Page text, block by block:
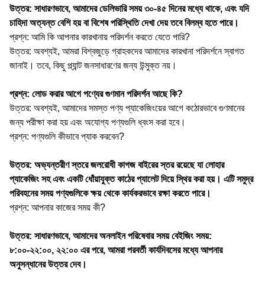
উত্তর: সাধারণভাবে, আমাদের ডেলিভারি সময় ৩০-৪৫ দিনের মধ্যে থাকে, এবং যদি
চাহিদা অত্যন্ত বেশি হয় বা বিশেষ পরিস্থিতি দেখা দেয় তবে বিলম্ব হতে পারে।
প্রশ্ন: আমি কি আপনার কারখানায় পরিদর্শন করতে যেতে পারি?
উত্তর: অবশ্যই, আমরা বিশ্বজুড়ে গ্রাহকদের আমাদের কারখানা পরিদর্শনে স্বাগত
জানাই। তবে, কিছু প্ল্যান্ট জনসাধারণের জন্য উন্মুক্ত নয়।
প্রশ্ন: লোড করার আগে পণ্যের গুণমান পরিদর্শন আছে কি?
উত্তর: অবশ্যই, আমাদের সমস্ত পণ্য প্যাকেজিংয়ের আগে কঠোরভাবে গুণমানের
জন্য পরীক্ষা করা হয় এবং অযোগ্য পণ্যগুলি ধ্বংস করা হবে।
প্রশ্ন: পণ্যগুলি কীভাবে প্যাক করবেন?
উত্তর: অভ্যন্তরীণ স্তরে জলরোধী কাগজ বাইরের স্তর রয়েছে যা লোহার
প্যাকেজিং সহ এবং একটি ধোঁয়াযুক্ত কাঠের প্যালেট দিয়ে স্থির করা হয়। এটি সমুদ্র
পরিবহনের সময় পণ্যগুলিকে ক্ষয় থেকে কার্যকরভাবে রক্ষা করতে পারে।
প্রশ্ন: আপনার কাজের সময় কী?
উত্তর: সাধারণভাবে, আমাদের অনলাইন পরিষেবার সময় বেইজিং সময়:
৮:০০-২২:০০, ২২:০০ এর পরে, আমরা পরবর্তী কার্যদিবসের মধ্যে আপনার
অনুসন্ধানের উত্তর দেব।